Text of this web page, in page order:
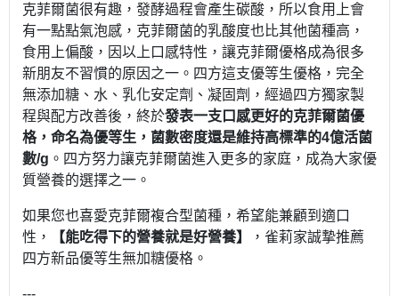
克菲爾菌很有趣，發酵過程會產生碳酸，所以食用上會
有一點點氣泡感，克菲爾菌的乳酸度也比其他菌種高，
食用上偏酸，因以上口感特性，讓克菲爾優格成為很多
新朋友不習慣的原因之一。四方這支優等生優格，完全
無添加糖、水、乳化安定劑、凝固劑，經過四方獨家製
程與配方改善後，終於發表一支口感更好的克菲爾菌優
格，命名為優等生，菌數密度還是維持高標準的4億活菌
數/g 。四方努力讓克菲爾菌進入更多的家庭，成為大家優
質營養的選擇之一。
如果您也喜愛克菲爾複合型菌種，希望能兼顧到適口
性，
【能吃得下的營養就是好營養】
，雀莉家誠摯推薦
四方新品優等生無加糖優格。